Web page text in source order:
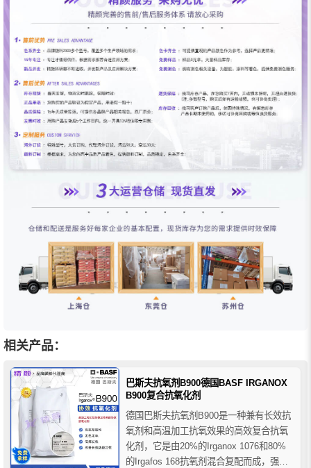
相关产品：
巴斯夫抗氧剂B900德国BASF IRGANOX
B900复合抗氧化剂
德国巴斯夫抗氧剂B900是一种兼有长效抗
氧剂和高温加工抗氧效果的高效复合抗氧
化剂，它是由20%的Irganox 1076和80%
的Irgafos 168抗氧剂混合复配而成，强调